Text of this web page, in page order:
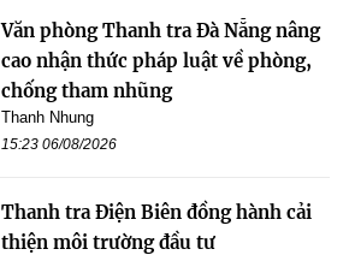
Văn phòng Thanh tra Đà Nẵng nâng
cao nhận thức pháp luật về phòng,
chống tham nhũng
Thanh Nhung
15:23 06/08/2026
Thanh tra Điện Biên đồng hành cải
thiện môi trường đầu tư